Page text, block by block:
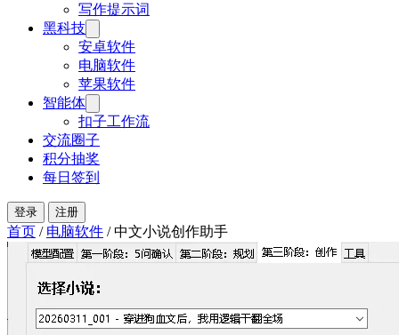
写作提示词
黑科技
安卓软件
电脑软件
苹果软件
智能体
扣子工作流
交流圈子
积分抽奖
每日签到
登录 注册
首页 / 电脑软件 / 中文小说创作助手